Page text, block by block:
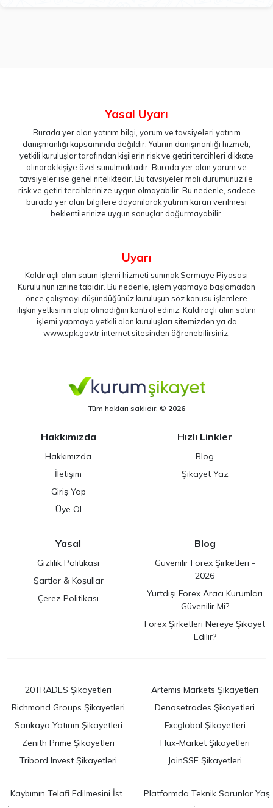
Yasal Uyarı
Burada yer alan yatırım bilgi, yorum ve tavsiyeleri yatırım
danışmanlığı kapsamında değildir. Yatırım danışmanlığı hizmeti,
yetkili kuruluşlar tarafından kişilerin risk ve getiri tercihleri dikkate
alınarak kişiye özel sunulmaktadır. Burada yer alan yorum ve
tavsiyeler ise genel niteliktedir. Bu tavsiyeler mali durumunuz ile
risk ve getiri tercihlerinize uygun olmayabilir. Bu nedenle, sadece
burada yer alan bilgilere dayanılarak yatırım kararı verilmesi
beklentilerinize uygun sonuçlar doğurmayabilir.
Uyarı
Kaldıraçlı alım satım işlemi hizmeti sunmak Sermaye Piyasası
Kurulu’nun iznine tabidir. Bu nedenle, işlem yapmaya başlamadan
önce çalışmayı düşündüğünüz kuruluşun söz konusu işlemlere
ilişkin yetkisinin olup olmadığını kontrol ediniz. Kaldıraçlı alım satım
işlemi yapmaya yetkili olan kuruluşları sitemizden ya da
www.spk.gov.trinternet sitesinden öğrenebilirsiniz.
Tüm hakları saklıdır. © 2026
Hakkımızda
Hakkımızda
İletişim
Giriş Yap
Üye Ol
Hızlı Linkler
Blog
Şikayet Yaz
Yasal
Gizlilik Politikası
Şartlar & Koşullar
Çerez Politikası
Blog
Güvenilir Forex Şirketleri -
2026
Yurtdışı Forex Aracı Kurumları
Güvenilir Mi?
Forex Şirketleri Nereye Şikayet
Edilir?
20TRADES Şikayetleri
Richmond Groups Şikayetleri
Sarıkaya Yatırım Şikayetleri
Zenith Prime Şikayetleri
Tribord Invest Şikayetleri
Artemis Markets Şikayetleri
Denosetrades Şikayetleri
Fxcglobal Şikayetleri
Flux-Market Şikayetleri
JoinSSE Şikayetleri
Kaybımın Telafi Edilmesini İst..
Platformda Teknik Sorunlar Yaş..